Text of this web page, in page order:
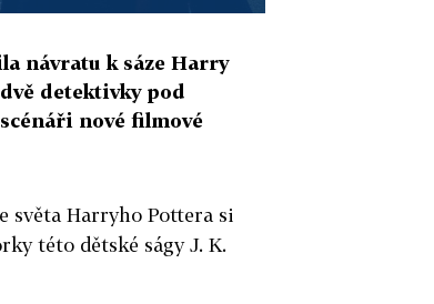
návratu k sáze Harry
detektivky pod
nové filmové
světa Harryho Pottera si
této dětské ságy J. K.